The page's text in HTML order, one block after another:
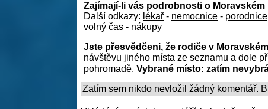
Zajímají-li vás podrobnosti o Moravském
Další odkazy: lékař - nemocnice - porodnice
volný čas - nákupy
Jste přesvědčeni, že rodiče v
návštěvu jiného místa ze seznamu a dole
pohromadě. Vybrané místo: zatím
Zatím sem nikdo nevložil žádný komentář.